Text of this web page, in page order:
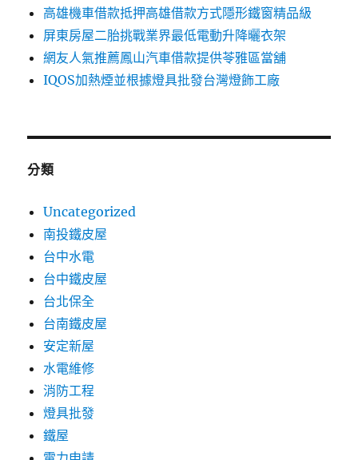
高雄機車借款抵押高雄借款方式隱形鐵窗精品級
屏東房屋二胎挑戰業界最低電動升降曬衣架
網友人氣推薦鳳山汽車借款提供苓雅區當舖
IQOS加熱煙並根據燈具批發台灣燈飾工廠
分類
Uncategorized
南投鐵皮屋
台中水電
台中鐵皮屋
台北保全
台南鐵皮屋
安定新屋
水電維修
消防工程
燈具批發
鐵屋